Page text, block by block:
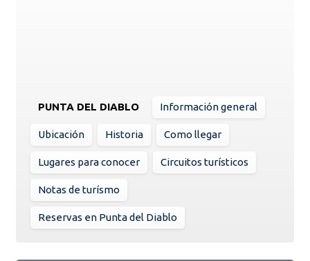
PUNTA DEL DIABLO Información general
Ubicación Historia Como llegar
Lugares para conocer Circuitos turísticos
Notas de turísmo
Reservas en Punta del Diablo